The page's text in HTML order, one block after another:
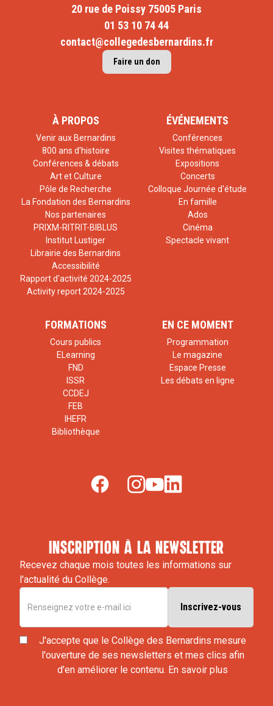
20 rue de Poissy 75005 Paris
01 53 10 74 44
contact@collegedesbernardins.fr
Faire un don
À PROPOS
Venir aux Bernardins
800 ans d'histoire
Conférences & débats
Art et Culture
Pôle de Recherche
La Fondation des Bernardins
Nos partenaires
PRIXM-RITRIT-BIBLUS
Institut Lustiger
Librairie des Bernardins
Accessibilité
Rapport d'activité 2024-2025
Activity report 2024-2025
ÉVÉNEMENTS
Conférences
Visites thématiques
Expositions
Concerts
Colloque Journée d'étude
En famille
Ados
Cinéma
Spectacle vivant
FORMATIONS
Cours publics
ELearning
FND
ISSR
CCDEJ
FEB
IHEFR
Bibliothèque
EN CE MOMENT
Programmation
Le magazine
Espace Presse
Les débats en ligne
inscription à la newsletter
Recevez chaque mois toutes les informations sur
l'actualité du Collège.
J'accepte que le Collège des Bernardins mesure
l'ouverture de ses newsletters et mes clics afin
d'en améliorer le contenu. En savoir plus